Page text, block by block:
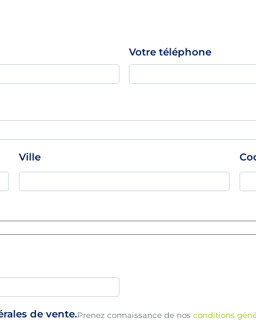
Votre téléphone
Ville
de vente.Prenez connaissance de nos conditions